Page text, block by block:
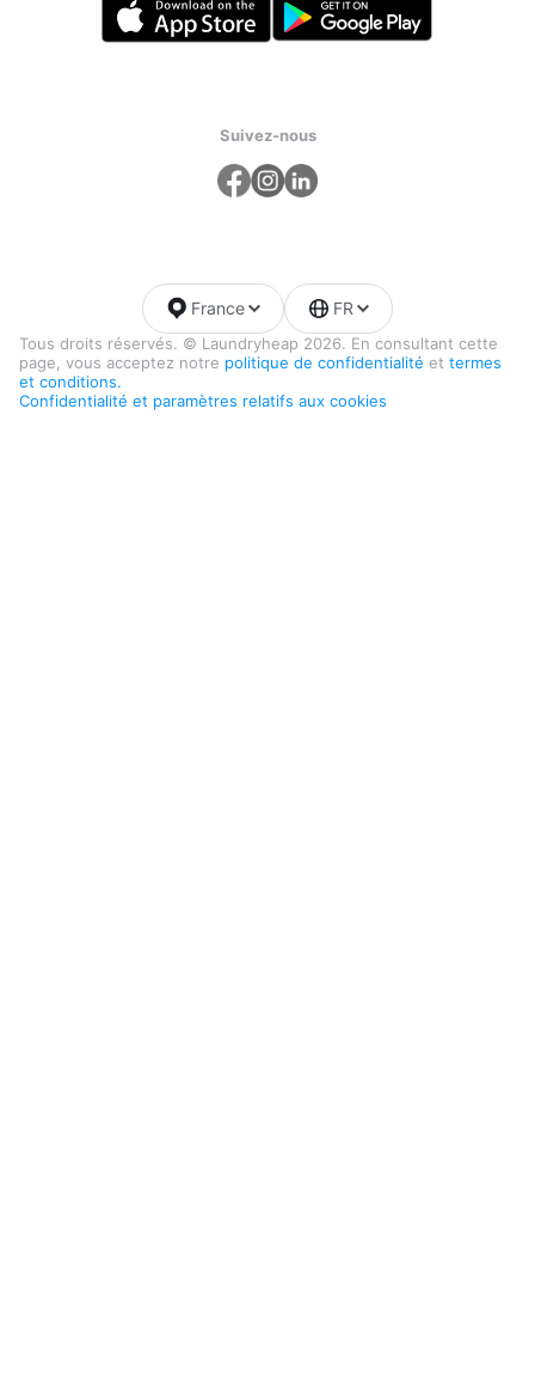
Suivez-nous
Tous droits réservés. © Laundryheap 2026. En consultant cette
page, vous acceptez notre politique de confidentialité et termes
et conditions.
Confidentialité et paramètres relatifs aux cookies
France FR